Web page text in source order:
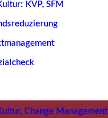
KVP, SFM
Change Management